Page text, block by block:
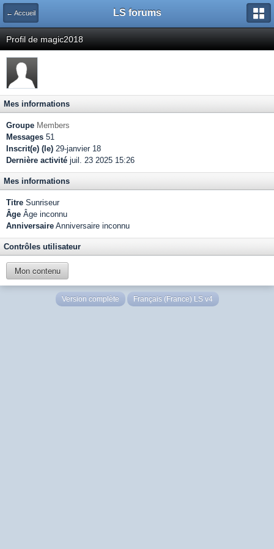
← Accueil LS forums
Profil de magic2018
Mes informations
Groupe Members
Messages 51
Inscrit(e) (le) 29-janvier 18
Dernière activité juil. 23 2025 15:26
Mes informations
Titre Sunriseur
Âge Âge inconnu
Anniversaire Anniversaire inconnu
Contrôles utilisateur
Mon contenu
Version complète Français (France) LS v4